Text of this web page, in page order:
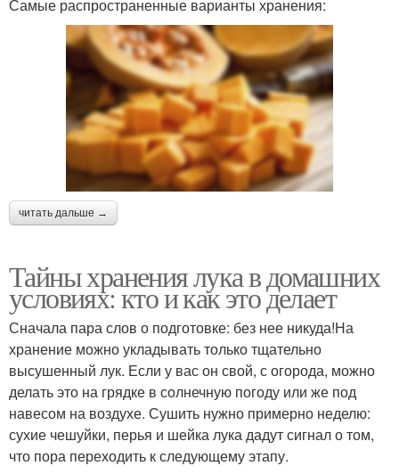
Самые распространенные варианты хранения:
читать дальше →
Тайны хранения лука в домашних
условиях: кто и как это делает
Сначала пара слов о подготовке: без нее никуда!На
хранение можно укладывать только тщательно
высушенный лук. Если у вас он свой, с огорода, можно
делать это на грядке в солнечную погоду или же под
навесом на воздухе. Сушить нужно примерно неделю:
сухие чешуйки, перья и шейка лука дадут сигнал о том,
что пора переходить к следующему этапу.